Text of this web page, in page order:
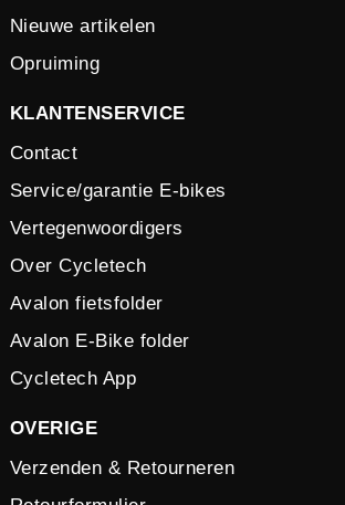
Nieuwe artikelen
Opruiming
KLANTENSERVICE
Contact
Service/garantie E-bikes
Vertegenwoordigers
Over Cycletech
Avalon fietsfolder
Avalon E-Bike folder
Cycletech App
OVERIGE
Verzenden & Retourneren